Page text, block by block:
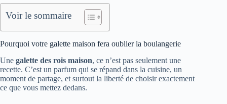
Voir le sommaire
Pourquoi votre galette maison fera oublier la boulangerie
Une galette des rois maison, ce n’est pas seulement une
recette. C’est un parfum qui se répand dans la cuisine, un
moment de partage, et surtout la liberté de choisir exactement
ce que vous mettez dedans.